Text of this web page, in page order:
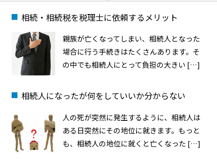
相続・相続税を税理士に依頼するメリット
親族が亡くなってしまい、相続人となった
場合に行う手続きはたくさんあります。そ
の中でも相続人にとって負担の大きい […]
相続人になったが何をしていいか分からない
人の死が突然に発生するように、相続人は
ある日突然にその地位に就きます。もっと
も、相続人の地位に就くと亡くなった […]